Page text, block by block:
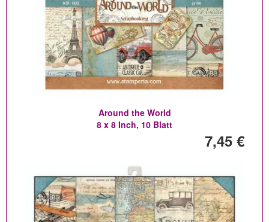
Around the World
8 x 8 Inch, 10 Blatt
7,45 €